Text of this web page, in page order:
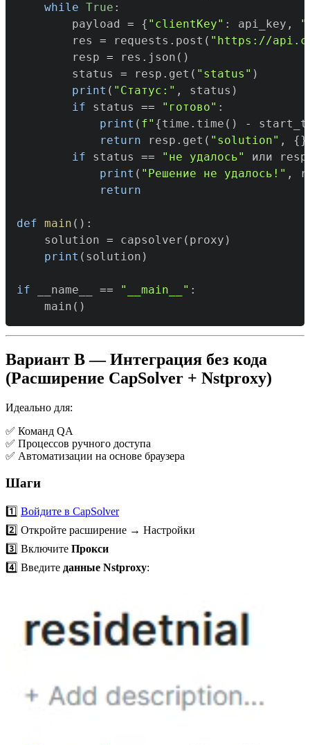
while True :
        payload
= { "clientKey" : api_key ,
        res
= requests . post ( "https://
        resp
= res . json ( )
        status
= resp . get ( "status" )
print ( "Статус:" , status )
if status == "готово" :
print ( f" {time . time ( ) -
return resp . get ( "solution" , {}
if status == "не удалось" или resp
print ( "Решение не удалось!" ,
return
def main ( ) :
    solution
= capsolver ( proxy )
print ( solution )
if __name__ == "__main__" :
    main
( )
Вариант B — Интеграция без кода
(Расширение CapSolver + Nstproxy)
Идеально для:
✅ Команд QA
✅ Процессов ручного доступа
✅ Автоматизации на основе браузера
Шаги
1️⃣ Войдите в CapSolver
2️⃣ Откройте расширение → Настройки
3️⃣ Включите Прокси
4️⃣ Введите данные Nstproxy: